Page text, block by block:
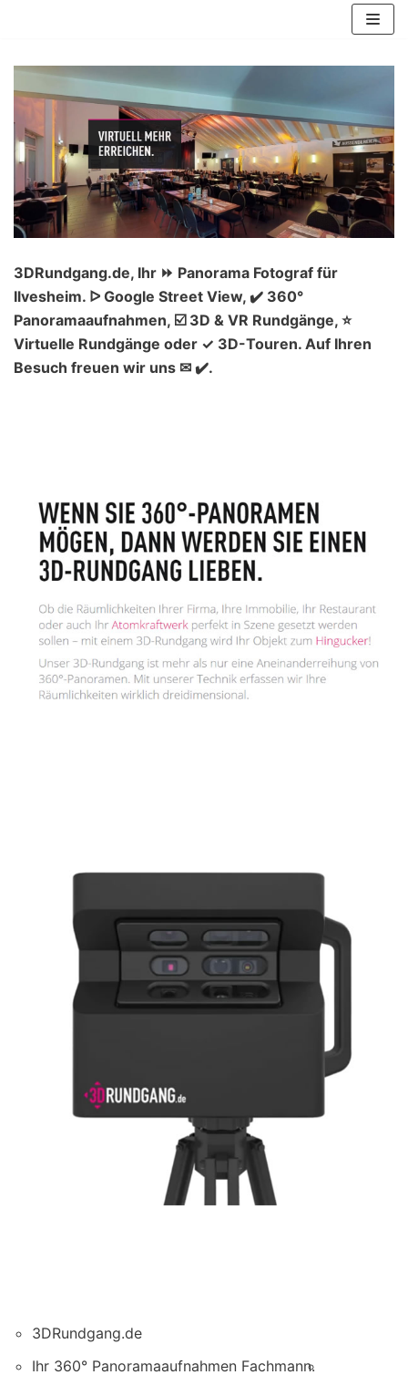
Inhalt
springen
3DRundgang.de, Ihr ⏩ Panorama Fotograf für
Ilvesheim. ᐅ Google Street View, ✔️ 360°
Panoramaaufnahmen, ☑️ 3D & VR Rundgänge, ⭐
Virtuelle Rundgänge oder ✓ 3D-Touren. Auf Ihren
Besuch freuen wir uns ✉ ✔️.
3DRundgang.de
Ihr 360° Panoramaaufnahmen Fachmann.